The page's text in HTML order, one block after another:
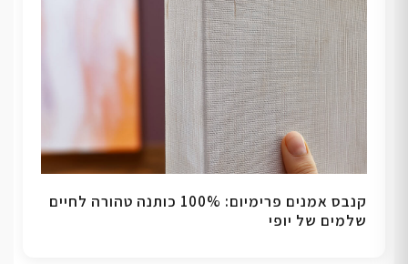
קנבס אמנים פרימיום: 100% כותנה טהורה לחיים
שלמים של יופי